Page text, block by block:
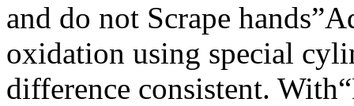
and do not Scrape
oxidation using special
difference consistent.